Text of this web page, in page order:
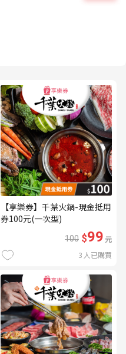
【享樂券】千葉火鍋-現金抵用
券100元(一次型)
100 $99元
3 人已購買